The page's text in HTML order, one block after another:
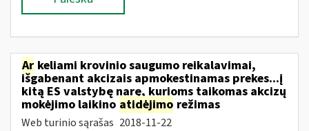
Ar keliami krovinio saugumo reikalavimai,
išgabenant akcizais apmokestinamas prekes...į
kitą ES valstybę narę, kurioms taikomas akcizų
mokėjimo laikino atidėjimo režimas
Web turinio sąrašas 2018-11-22